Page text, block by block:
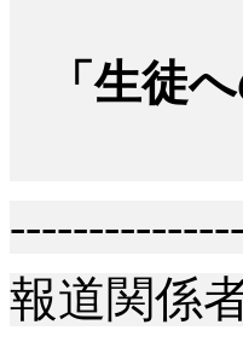
「生徒
報道関係